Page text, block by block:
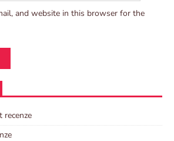
and website in this browser for the
recenze